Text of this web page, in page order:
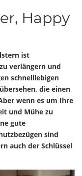
Happy
ist
verlängern und
schnelllebigen
die einen
wenn es um Ihre
und Mühe zu
gute
sind
auch der Schlüssel